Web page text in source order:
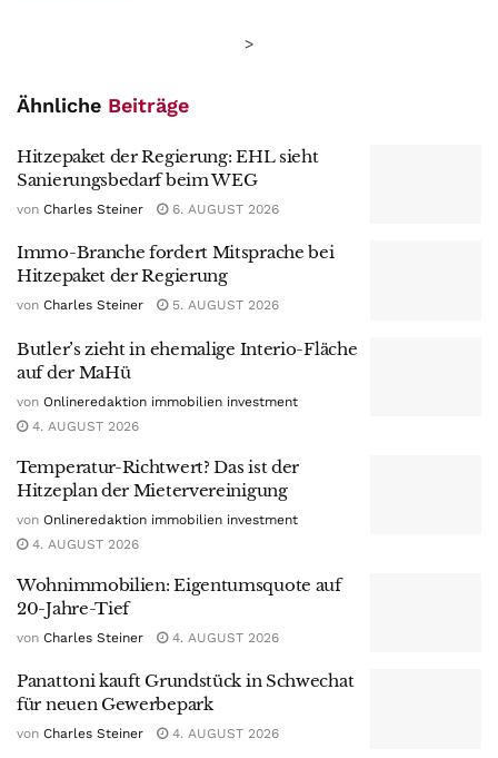
>
Ähnliche Beiträge
Hitzepaket der Regierung: EHL sieht
Sanierungsbedarf beim WEG
von Charles Steiner 6. AUGUST 2026
Immo-Branche fordert Mitsprache bei
Hitzepaket der Regierung
von Charles Steiner 5. AUGUST 2026
Butler’s zieht in ehemalige Interio-Fläche
auf der MaHü
von Onlineredaktion immobilien investment
4. AUGUST 2026
Temperatur-Richtwert? Das ist der
Hitzeplan der Mietervereinigung
von Onlineredaktion immobilien investment
4. AUGUST 2026
Wohnimmobilien: Eigentumsquote auf
20-Jahre-Tief
von Charles Steiner 4. AUGUST 2026
Panattoni kauft Grundstück in Schwechat
für neuen Gewerbepark
von Charles Steiner 4. AUGUST 2026